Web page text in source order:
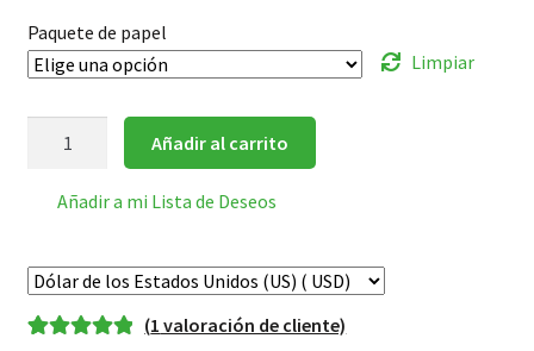
Paquete de papel
Limpiar
a
cantidad
Añadir al carrito
Añadir a mi Lista de Deseos
(1 valoración de cliente)